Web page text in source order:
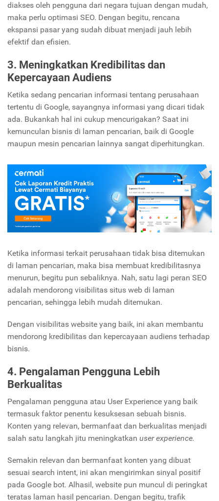
diakses oleh pengguna dari negara tujuan dengan mudah,
maka perlu optimasi SEO. Dengan begitu, rencana
ekspansi pasar yang sudah dibuat menjadi jauh lebih
efektif dan efisien.
3. Meningkatkan Kredibilitas dan
Kepercayaan Audiens
Ketika sedang pencarian informasi tentang perusahaan
tertentu di Google, sayangnya informasi yang dicari tidak
ada. Bukankah hal ini cukup mencurigakan? Saat ini
kemunculan bisnis di laman pencarian, baik di Google
maupun mesin pencarian lainnya sangat diperhitungkan.
Ketika informasi terkait perusahaan tidak bisa ditemukan
di laman pencarian, maka bisa membuat kredibilitasnya
menurun, begitu pun sebaliknya. Nah, satu lagi peran SEO
adalah mendorong visibilitas situs web di laman
pencarian, sehingga lebih mudah ditemukan.
Dengan visibilitas website yang baik, ini akan membantu
mendorong kredibilitas dan kepercayaan audiens terhadap
bisnis.
4. Pengalaman Pengguna Lebih
Berkualitas
Pengalaman pengguna atau User Experience yang baik
termasuk faktor penentu kesuksesan sebuah bisnis.
Konten yang relevan, bermanfaat dan berkualitas menjadi
salah satu langkah jitu meningkatkan user experience.
Semakin relevan dan bermanfaat konten yang dibuat
sesuai search intent, ini akan mengirimkan sinyal positif
pada Google bot. Alhasil, website pun muncul di peringkat
teratas laman hasil pencarian. Dengan begitu, trafik